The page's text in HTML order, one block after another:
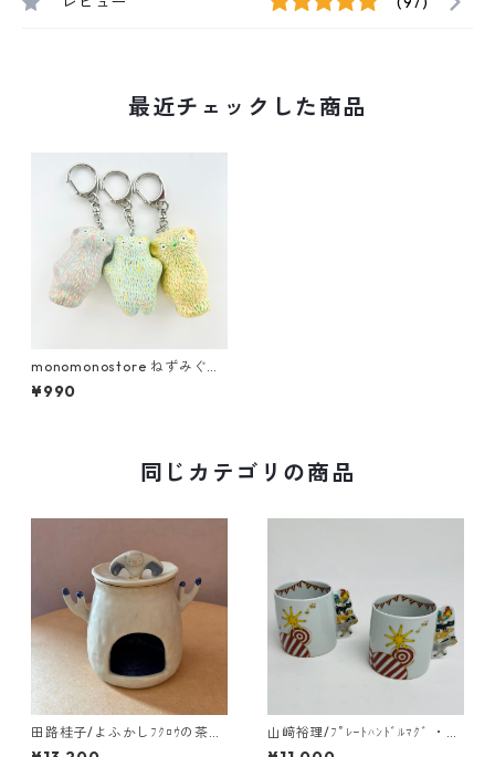
最近チェックした商品
monomonostore ねずみぐま
チャーム
¥990
同じカテゴリの商品
田路桂子/よふかしﾌｸﾛｳの茶香
炉
山﨑裕理/ﾌﾟﾚｰﾄﾊﾝﾄﾞﾙﾏｸﾞ ・ﾌﾞ
ﾚｰﾒﾝの音楽隊